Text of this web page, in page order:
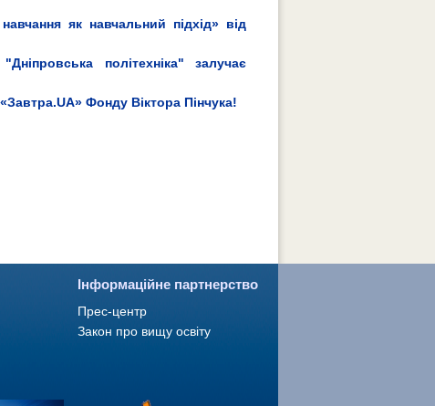
як навчальний підхід» від
політехніка" залучає
Фонду Віктора Пінчука!
Інформаційне партнерство
Прес-центр
Закон про вищу освіту